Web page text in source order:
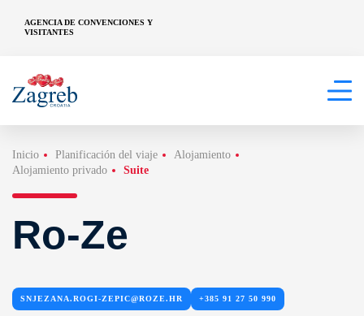
AGENCIA DE CONVENCIONES Y
VISITANTES
Inicio Planificación del viaje
Alojamiento
Alojamiento privado
Suite
Ro-Ze
SNJEZANA.ROGI-ZEPIC@ROZE.HR +385 91 27 50 990